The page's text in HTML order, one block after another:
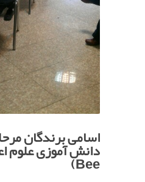
اسامی برندگان
Bee)